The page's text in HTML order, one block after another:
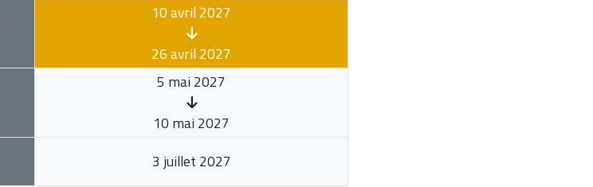
10 avril 2027
26 avril 2027
5 mai 2027
10 mai 2027
3 juillet 2027